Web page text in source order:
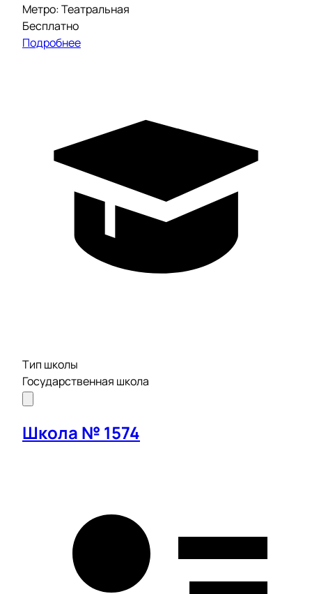
Метро: Театральная
Бесплатно
Подробнее
Тип школы
Государственная школа
Школа № 1574